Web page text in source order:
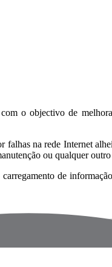
o objectivo de
na rede Internet
ou qualquer
de